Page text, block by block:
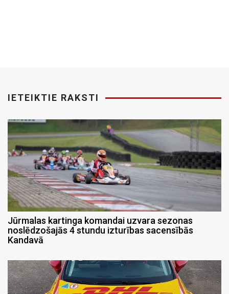
IETEIKTIE RAKSTI
Jūrmalas kartinga komandai uzvara sezonas
noslēdzošajās 4 stundu izturības sacensībās
Kandavā